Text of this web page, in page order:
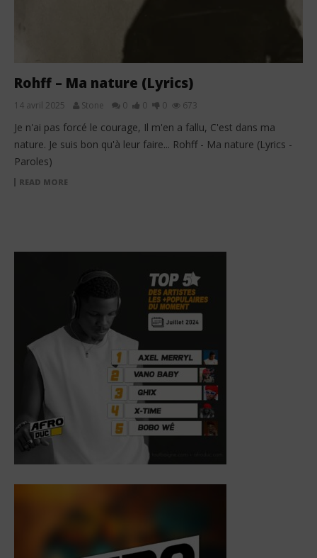
Rohff – Ma nature (Lyrics)
14 avril 2025 Stone 0 0 0 673
Je n'ai pas forcé le courage, Il m'en a fallu, C'est dans ma
nature. Je suis bon qu'à leur faire... Rohff - Ma nature (Lyrics -
Paroles)
READ MORE